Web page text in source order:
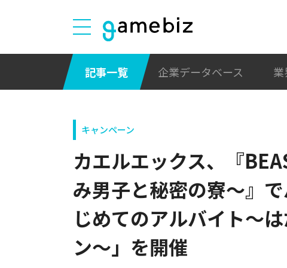
記事一覧 企業データベース
キャンペーン
カエルエックス、『
み男子と秘密の寮～』
じめてのアルバイト～
ン～」を開催